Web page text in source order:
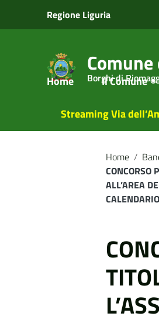
Vai ai contenuti
Vai al menu di navigazione
Regione Liguria
Borghi di
Home Il Comune
Streaming Via
Home /
CONCORSO
ALL’AREA